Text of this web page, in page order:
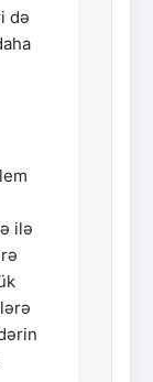
də
ilə